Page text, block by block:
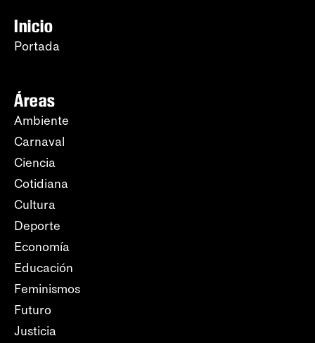
Inicio
Portada
Áreas
Ambiente
Carnaval
Ciencia
Cotidiana
Cultura
Deporte
Economía
Educación
Feminismos
Futuro
Justicia